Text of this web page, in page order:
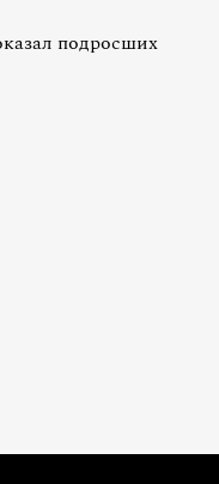
подросших